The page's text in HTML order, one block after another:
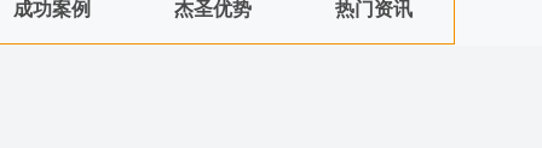
成功案例 杰圣优势 热门资讯